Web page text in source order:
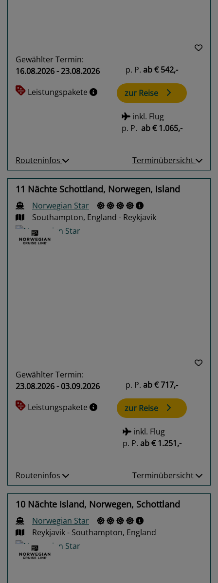
Gewählter Termin:
16.08.2026 - 23.08.2026
Leistungspakete
p. P. ab€ 542,-
zur Reise
inkl. Flug
p. P. ab€ 1.065,-
Routeninfos Terminübersicht
11 Nächte Schottland, Norwegen, Island
Norwegian Star
Southampton, England - Reykjavik
Gewählter Termin:
23.08.2026 - 03.09.2026
Leistungspakete
p. P. ab€ 717,-
zur Reise
inkl. Flug
p. P. ab€ 1.251,-
Routeninfos Terminübersicht
10 Nächte Island, Norwegen, Schottland
Norwegian Star
Reykjavik - Southampton, England